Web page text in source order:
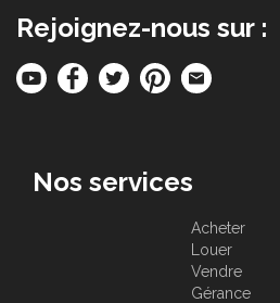
Rejoignez-nous sur :
Nos services
Acheter
Louer
Vendre
Gérance